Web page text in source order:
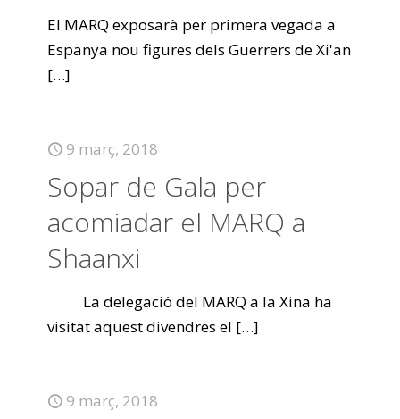
El MARQ exposarà per primera vegada a
Espanya nou figures dels Guerrers de Xi'an
[…]
9 març, 2018
Sopar de Gala per
acomiadar el MARQ a
Shaanxi
La delegació del MARQ a la Xina ha
visitat aquest divendres el […]
9 març, 2018